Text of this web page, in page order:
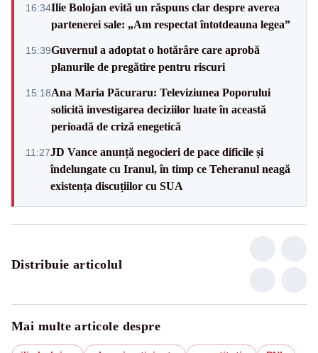
16:34Ilie Bolojan evită un răspuns clar despre averea
partenerei sale: „Am respectat întotdeauna legea”
15:39Guvernul a adoptat o hotărâre care aprobă
planurile de pregătire pentru riscuri
15:18Ana Maria Păcuraru: Televiziunea Poporului
solicită investigarea deciziilor luate în această
perioadă de criză enegetică
11:27JD Vance anunță negocieri de pace dificile și
îndelungate cu Iranul, în timp ce Teheranul neagă
existența discuțiilor cu SUA
Distribuie articolul
Mai multe articole despre